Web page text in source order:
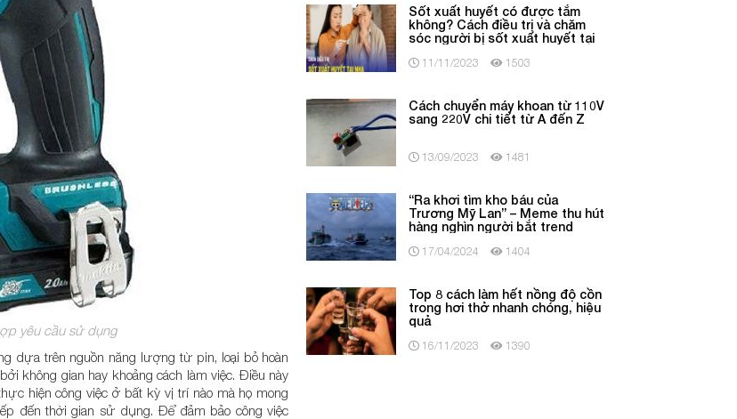
yêu cầu sử dụng
dựa trên nguồn năng lượng từ pin, loại bỏ hoàn
không gian hay khoảng cách làm việc. Điều này
hiện công việc ở bất kỳ vị trí nào mà họ mong
đến thời gian sử dụng. Để đảm bảo công việc
Sốt xuất huyết có được tắm
không? Cách điều trị và chăm
sóc người bị sốt xuất huyết tại
11/11/2023 1503
Cách chuyển máy khoan từ 110V
sang 220V chi tiết từ A đến Z
13/09/2023 1481
“Ra khơi tìm kho báu của
Trương Mỹ Lan” – Meme thu hút
hàng nghìn người bắt trend
17/04/2024 1404
Top 8 cách làm hết nồng độ cồn
trong hơi thở nhanh chóng, hiệu
quả
16/11/2023 1390